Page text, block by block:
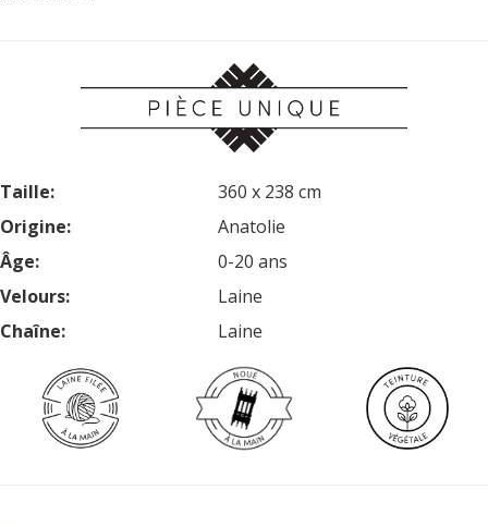
Taille:
360 x 238 cm
Origine:
Anatolie
Âge:
0-20 ans
Velours:
Laine
Chaîne:
Laine